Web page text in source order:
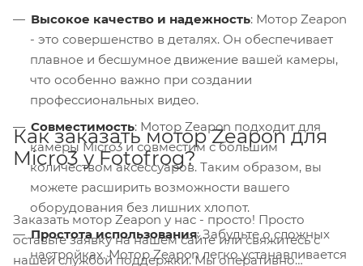
Высокое качество и надежность: Мотор Zeapon
- это совершенство в деталях. Он обеспечивает
плавное и бесшумное движение вашей камеры,
что особенно важно при создании
профессиональных видео.
Совместимость: Мотор Zeapon подходит для
камеры Micro3 и совместим с большим
количеством аксессуаров. Таким образом, вы
можете расширить возможности вашего
оборудования без лишних хлопот.
Простота использования: Забудьте о сложных
настройках. Мотор Zeapon легко устанавливается
Как заказать мотор Zeapon для
Micro3 у Fotofrog?
Заказать мотор Zeapon у нас - просто! Просто
оставьте заявку на нашем сайте или свяжитесь с
нашей службой поддержки. Мы оперативно